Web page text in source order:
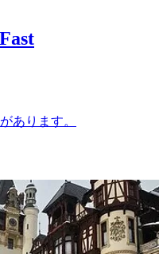
あります。